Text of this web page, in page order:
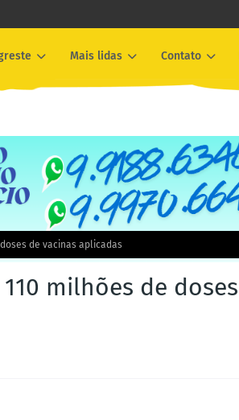
Mais lidas Contato
de vacinas aplicadas
milhões de